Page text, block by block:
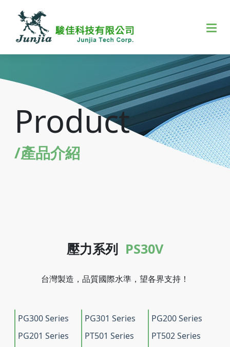
Product
/產品介紹
壓力系列 PS30V
台灣製造，品質國際水準，望各界支持！
PG300 Series PG301 Series
PG200 Series
PG201 Series
PT501 Series
PT502 Series